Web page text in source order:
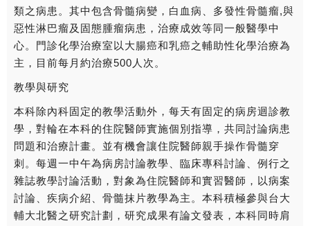
類之病患。其中包含骨髓病變，白血病、多發性骨髓瘤,與
惡性淋巴瘤及固態腫瘤病患，治療成效等同一般醫學中
心。門診化學治療室以大腸癌和乳癌之輔助性化學治療為
主，目前每月約治療500人次。
教學與研究
本科除內科固定的教學活動外，每天有固定的病房迴診教
學，對輪在本科的住院醫師實施個別指導，共同討論病患
問題和治療計畫。並有機會讓住院醫師親手操作骨髓穿
刺。每週一中午為病房討論教學、臨床專科討論、例行之
雜誌教學討論活動，對象為住院醫師和實習醫師，以病案
討論、疾病介紹、骨髓抹片教學為主。本科積極參與台大
輔大北醫之研究計劃，研究成果有論文發表，本科同時肩